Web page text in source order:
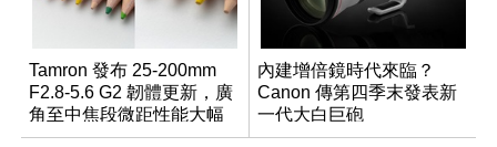
Tamron 發布 25-200mm
F2.8-5.6 G2 韌體更新，廣
角至中焦段微距性能大幅
升級
內建增倍鏡時代來臨？
Canon 傳第四季末發表新
一代大白巨砲